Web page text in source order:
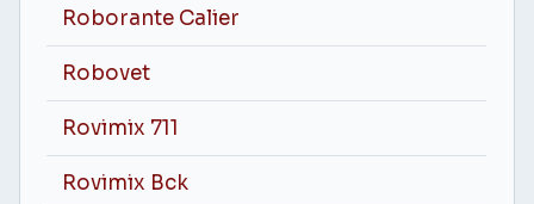
Roborante Calier
Robovet
Rovimix 711
Rovimix Bck